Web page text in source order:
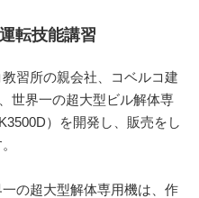
転技能講習
教習所の親会社、コベルコ建
世界一の超大型ビル解体専
）を開発し、販売をし
一の超大型解体専用機は、作